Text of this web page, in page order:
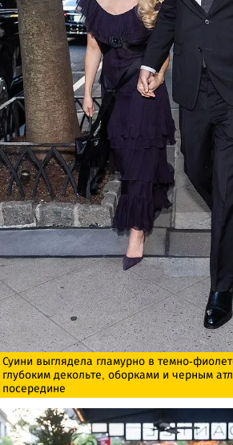
Суини выглядела гламурно в темно-
глубоким декольте, оборками и черным
посередине